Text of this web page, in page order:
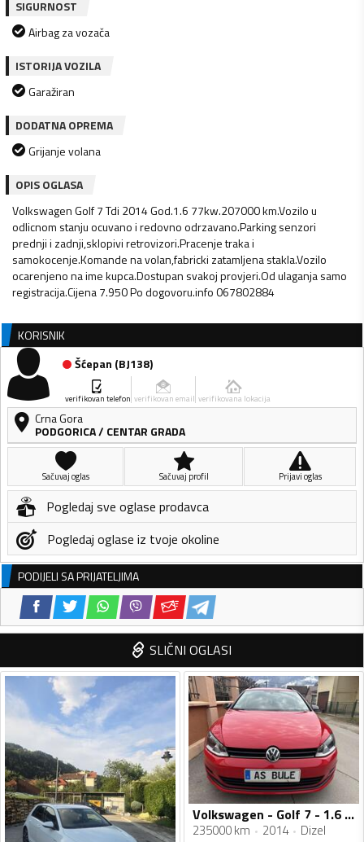
SIGURNOST
Airbag za vozača
ISTORIJA VOZILA
Garažiran
DODATNA OPREMA
Grijanje volana
OPIS OGLASA
Volkswagen Golf 7 Tdi 2014 God.1.6 77kw.207000 km.Vozilo u
odlicnom stanju ocuvano i redovno odrzavano.Parking senzori
prednji i zadnji,sklopivi retrovizori.Pracenje traka i
samokocenje.Komande na volan,fabricki zatamljena stakla.Vozilo
ocarenjeno na ime kupca.Dostupan svakoj provjeri.Od ulaganja samo
registracija.Cijena 7.950 Po dogovoru.info 067802884
KORISNIK
Šćepan (BJ138)
verifikovan telefon verifikovan email verifikovana lokacija
Crna Gora
PODGORICA/ CENTAR GRADA
Sačuvaj oglas Sačuvaj profil Prijavi oglas
Pogledaj sve oglase prodavca
Pogledaj oglase iz tvoje okoline
PODIJELI SA PRIJATELJIMA
SLIČNI OGLASI
Volkswagen - Golf 7 - 1.6 tdi
235000 km 2014 Dizel